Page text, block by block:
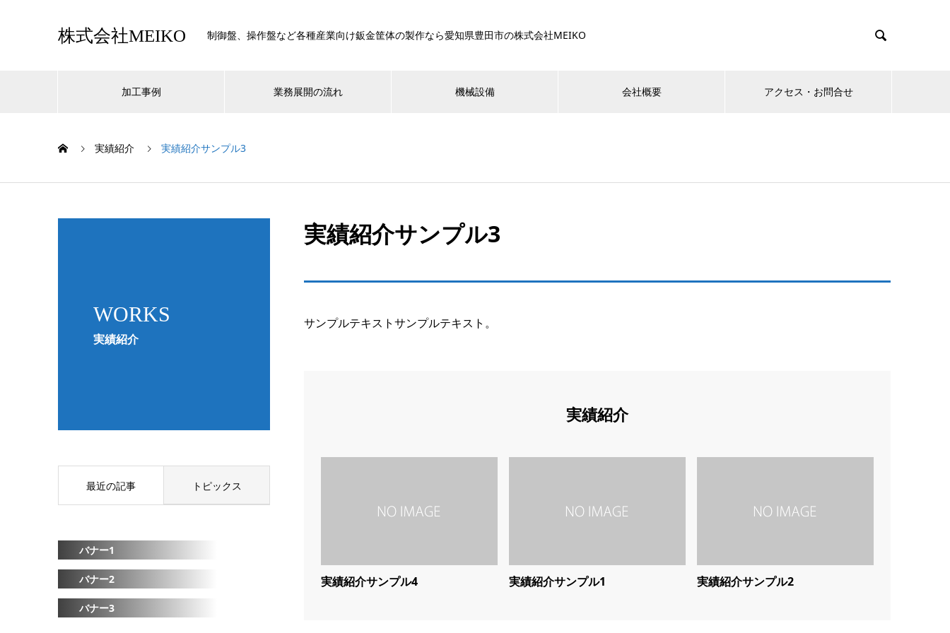
株式会社MEIKO 制御盤、操作盤など各種産業向け鈑金筐体の製作なら愛知県豊田市の株式会社MEIKO 
加工事例 業務展開の流れ 機械設備 会社概要 アクセス・お問合せ
実績紹介 実績紹介サンプル3
WORKS
実績紹介
実績紹介サンプル3
サンプルテキストサンプルテキスト。
実績紹介
実績紹介サンプル4 実績紹介サンプル1 実績紹介サンプル2
最近の記事 トピックス
バナー1
バナー2
バナー3